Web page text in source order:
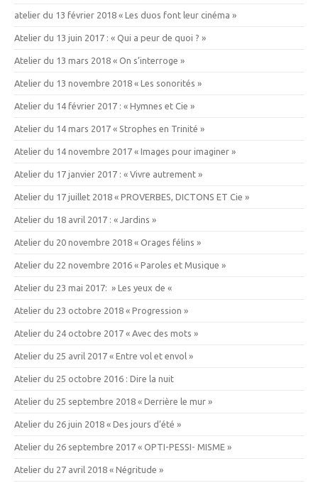
atelier du 13 février 2018 « Les duos font leur cinéma »
Atelier du 13 juin 2017 : « Qui a peur de quoi ? »
Atelier du 13 mars 2018 « On s’interroge »
Atelier du 13 novembre 2018 « Les sonorités »
Atelier du 14 février 2017 : « Hymnes et Cie »
Atelier du 14 mars 2017 « Strophes en Trinité »
Atelier du 14 novembre 2017 « Images pour imaginer »
Atelier du 17 janvier 2017 : « Vivre autrement »
Atelier du 17 juillet 2018 « PROVERBES, DICTONS ET Cie »
Atelier du 18 avril 2017 : « Jardins »
Atelier du 20 novembre 2018 « Orages félins »
Atelier du 22 novembre 2016 « Paroles et Musique »
Atelier du 23 mai 2017: » Les yeux de «
Atelier du 23 octobre 2018 « Progression »
Atelier du 24 octobre 2017 « Avec des mots »
Atelier du 25 avril 2017 « Entre vol et envol »
Atelier du 25 octobre 2016 : Dire la nuit
Atelier du 25 septembre 2018 « Derrière le mur »
Atelier du 26 juin 2018 « Des jours d’été »
Atelier du 26 septembre 2017 « OPTI-PESSI- MISME »
Atelier du 27 avril 2018 « Négritude »